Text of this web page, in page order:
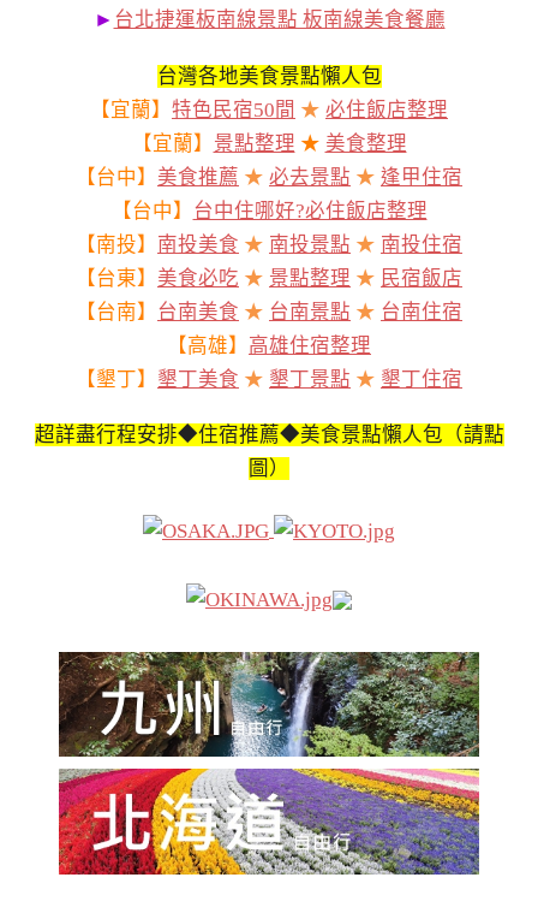
► 台北捷運板南線景點 板南線美食餐廳
台灣各地美食景點懶人包
【宜蘭】 特色民宿50間 ★ 必住飯店整理
【宜蘭】 景點整理 ★ 美食整理
【台中】 美食推薦 ★ 必去景點 ★ 逢甲住宿
【台中】 台中住哪好?必住飯店整理
【南投】 南投美食 ★ 南投景點 ★ 南投住宿
【台東】 美食必吃 ★ 景點整理 ★ 民宿飯店
【台南】 台南美食 ★ 台南景點 ★ 台南住宿
【高雄】 高雄住宿整理
【墾丁】 墾丁美食 ★ 墾丁景點 ★ 墾丁住宿
超詳盡行程安排◆住宿推薦◆美食景點懶人包（請點
圖）